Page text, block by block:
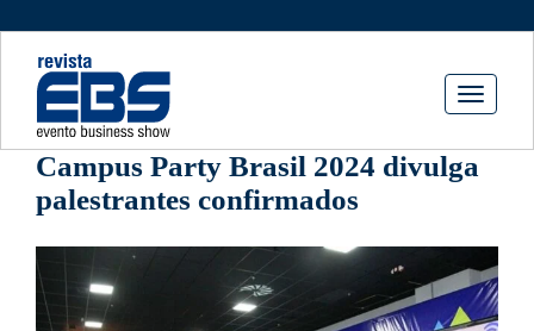
Toggle
Campus Party Brasil 2024 divulga
palestrantes confirmados